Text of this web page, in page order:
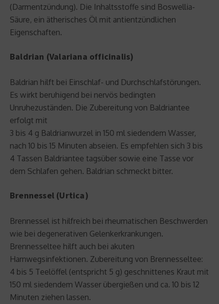
(Darmentzündung). Die Inhaltsstoffe sind Boswellia-
Säure, ein ätherisches Öl mit antientzündlichen
Eigenschaften.
Baldrian (Valariana officinalis)
Baldrian hilft bei Einschlaf- und Durchschlafstörungen.
Es wirkt beruhigend bei nervös bedingten
Unruhezuständen. Die Zubereitung von Baldriantee
erfolgt mit
3 bis 4 g Baldrianwurzel in 150 ml siedendem Wasser,
nach 10 bis 15 Minuten abseien. Es empfehlen sich 3 bis
4 Tassen Baldriantee tagsüber sowie eine Tasse vor
dem Schlafen gehen. Baldrian schmeckt bitter.
Brennessel (Urtica)
Brennessel ist hilfreich bei rheumatischen Beschwerden
wie bei degenerativen Gelenkerkrankungen.
Brennesseltee hilft auch bei akuten
Harnwegsinfektionen. Zubereitung von Brennesseltee:
4 bis 5 Teelöffel (entspricht 5 g) geschnittenes Kraut mit
150 ml siedendem Wasser übergießen und ca. 10 bis 12
Minuten ziehen lassen.